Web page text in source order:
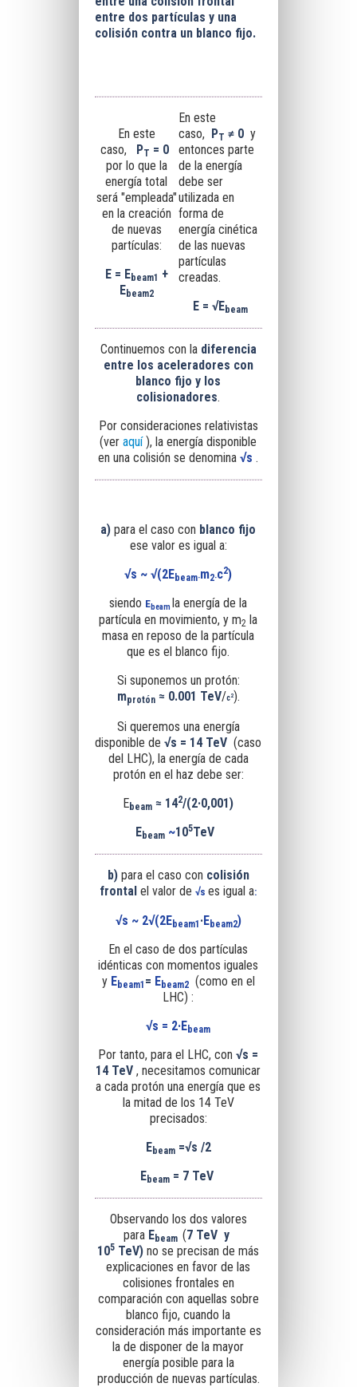
entre dos partículas y una
colisión contra un blanco fijo.
En este
caso,
PT = 0
por lo que la
energía total
será "empleada"
en la creación
de nuevas
partículas:
E = Ebeam1 +
Ebeam2
En este
caso, PT ≠ 0 y
entonces parte
de la energía
debe ser
utilizada en
forma de
energía cinética
de las nuevas
partículas
creadas.
E = √Ebeam
Continuemos con la diferencia
entre los aceleradores con
blanco fijo y los
colisionadores.
Por consideraciones relativistas
(veraquí), la energía disponible
en una colisión se denomina√s.
a) para el casocon blanco fijo
ese valor es igual a:
√s ~ √(2Ebeam·m2·c2)
siendo Ebeamla energía de la
partícula en movimiento, y m2 la
masa en reposo de la partícula
que es el blanco fijo.
Si suponemos un protón:
mprotón≈ 0.001 TeV/c2).
Si queremos una energía
disponible de√s = 14 TeV (caso
del LHC), la energía de cada
protón en el haz debe ser:
Ebeam ≈ 142/(2·0,001)
Ebeam ~105TeV
b)para el caso con colisión
frontal el valor de √s es igual a:
√s ~ 2√(2Ebeam1 ·Ebeam2)
En el caso de dos partículas
idénticas con momentos iguales
y Ebeam1 = Ebeam2(como en el
LHC) :
√s = 2·Ebeam
Por tanto,para el LHC, con√s =
14 TeV, necesitamos comunicar
a cada protón una energía que es
la mitad de los 14 TeV
precisados:
Ebeam=√s /2
Ebeam= 7 TeV
Observando los dos valores
para Ebeam(7 TeV y
105 TeV) no se precisan de más
explicaciones en favor de las
colisiones frontales en
comparación con aquellas sobre
blanco fijo, cuando la
consideración más importante es
la de disponer de la mayor
energía posible para la
producción de nuevas partículas.